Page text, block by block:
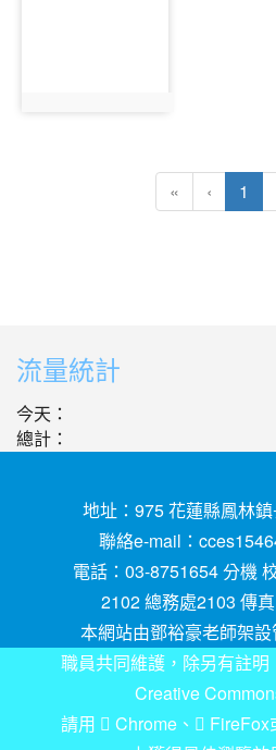
« ‹ 1 (
流量統計
今天：
總計：
地址：975 花蓮縣鳳林
聯絡e-mail：
電話：03-8751654 分機
2102 總務處2103 傳
本網站由鄧裕豪老師架設
職員共同維護，除另有註
Creative
請用
Chrome 、 FireFox